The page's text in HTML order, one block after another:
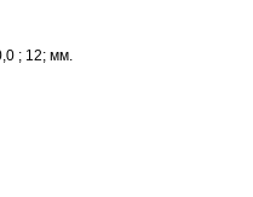
; 12; мм.